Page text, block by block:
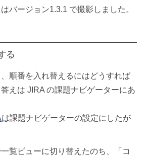
バージョン1.3.1 で撮影しました。
る
順番を入れ替えるにはどうすれば
えは JIRA の課題ナビゲーターにあ
は課題ナビゲーターの設定にしたが
覧ビューに切り替えたのち、「コ